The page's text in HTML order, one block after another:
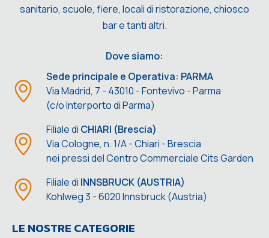
sanitario, scuole, fiere, locali di ristorazione, chiosco
bar e tanti altri.
Dove siamo:
Sede principale e Operativa: PARMA
Via Madrid, 7 - 43010 - Fontevivo - Parma
(c/o Interporto di Parma)
Filiale di CHIARI (Brescia)
Via Cologne, n. 1/A - Chiari - Brescia
nei pressi del Centro Commerciale Cits Garden
Filiale di INNSBRUCK (AUSTRIA)
Kohlweg 3 - 6020 Innsbruck (Austria)
LE NOSTRE CATEGORIE